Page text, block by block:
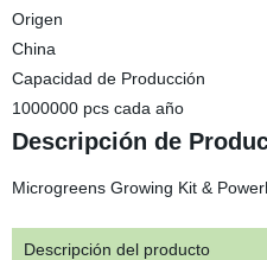
Origen
China
Capacidad de Producción
1000000 pcs cada año
Descripción de
Microgreens Growing Kit &
Descripción del producto